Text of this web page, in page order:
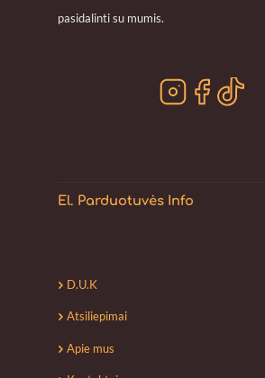
pasidalinti su mumis.
El. Parduotuvės Info
D.U.K
Atsiliepimai
Apie mus